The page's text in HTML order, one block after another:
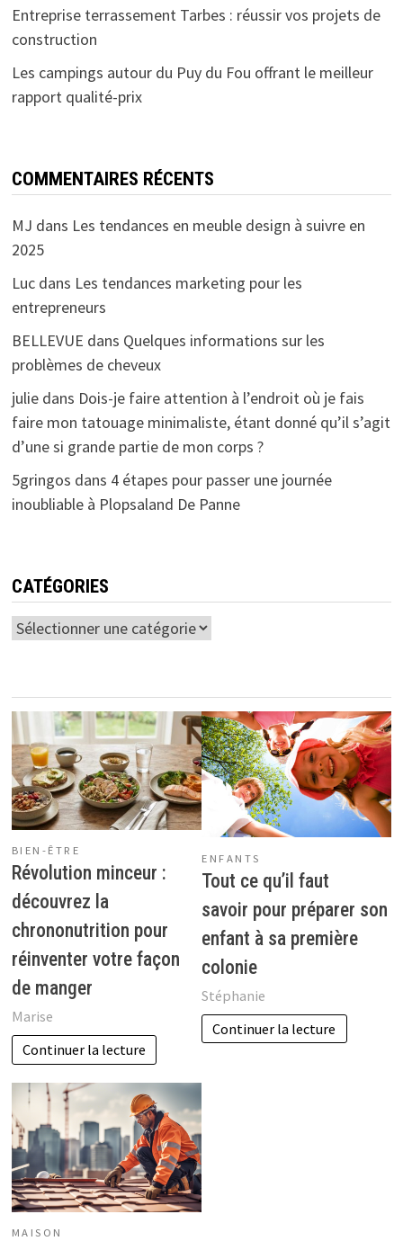
Entreprise terrassement Tarbes : réussir vos projets de
construction
Les campings autour du Puy du Fou offrant le meilleur
rapport qualité-prix
COMMENTAIRES RÉCENTS
MJ dans Les tendances en meuble design à suivre en
2025
Lucdans Les tendances marketing pour les
entrepreneurs
BELLEVUE dans Quelques informations sur les
problèmes de cheveux
juliedans Dois-je faire attention à l’endroit où je fais
faire mon tatouage minimaliste, étant donné qu’il s’agit
d’une si grande partie de mon corps ?
5gringos dans 4 étapes pour passer une journée
inoubliable à Plopsaland De Panne
CATÉGORIES
Catégories
BIEN-ÊTRE
Révolution minceur :
découvrez la
chrononutrition pour
réinventer votre façon
de manger
Marise
Continuer la lecture
ENFANTS
Tout ce qu’il faut
savoir pour préparer son
enfant à sa première
colonie
Stéphanie
Continuer la lecture
MAISON